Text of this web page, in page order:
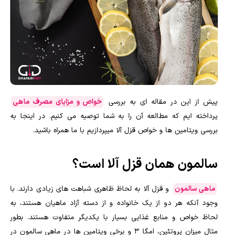
پیش از این در مقاله ای به بررسی
خواص و مزایای مصرف ماهی
پرداخته ایم که مطالعه آن را به شما توصیه می کنیم. در اینجا به
بررسی ویتامین ها و خواص قزل آلا میپردازیم با ما همراه باشید.
سالمون همان قزل آلا است؟
ماهی سالمون
و قزل آلا به لحاظ ظاهری شباهت های زیادی دارند. با
وجود آنکه هر دو از یک خانواده و از دسته آزاد ماهیان هستند، به
لحاظ خواص و منابع غذایی بسیار با یکدیگر متفاوت هستند. بطور
مثال میزان پروتئین، امگا ۳ و برخی ویتامین ها در ماهی سالمون در